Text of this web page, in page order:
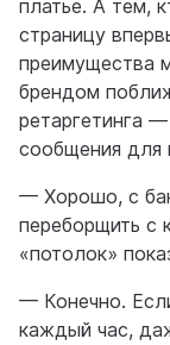
платье. А тем,
страницу
преимущества
брендом
ретаргетинга
сообщения для
— Хорошо, с
переборщить с
«потолок»
— Конечно.
каждый час,